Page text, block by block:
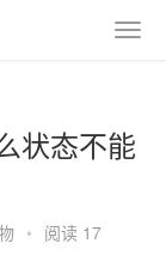
状态不能
• 阅读 17